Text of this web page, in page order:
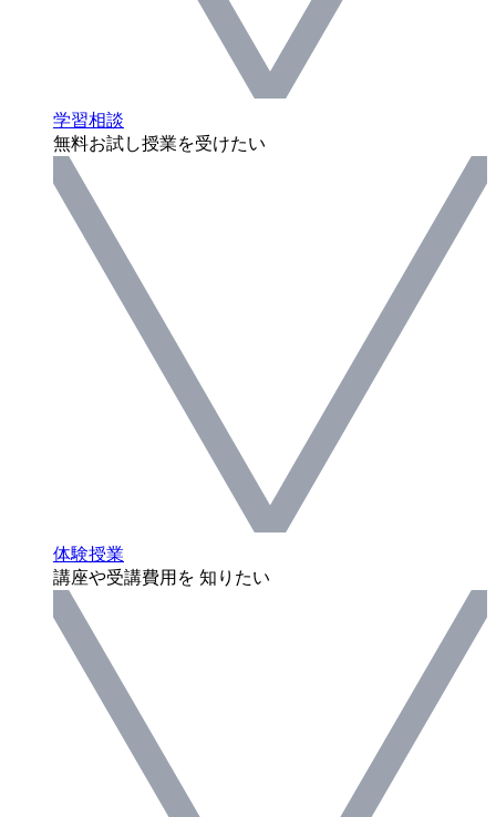
学習相談
無料お試し授業を受けたい
体験授業
講座や受講費用を 知りたい